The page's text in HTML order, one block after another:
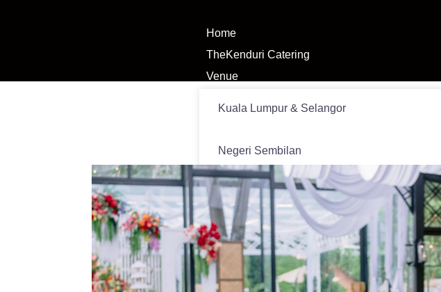
Home
TheKenduri Catering
Venue
Kuala Lumpur & Selangor
Negeri Sembilan
Melaka
News
Our story